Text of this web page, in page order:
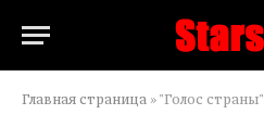
Главная страница » "Голос страны"